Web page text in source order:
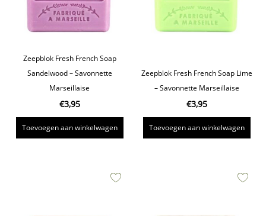
Zeepblok Fresh French Soap
Sandelwood – Savonnette
Marseillaise
€3,95
Toevoegen aan winkelwagen
Zeepblok Fresh French Soap Lime
– Savonnette Marseillaise
€3,95
Toevoegen aan winkelwagen